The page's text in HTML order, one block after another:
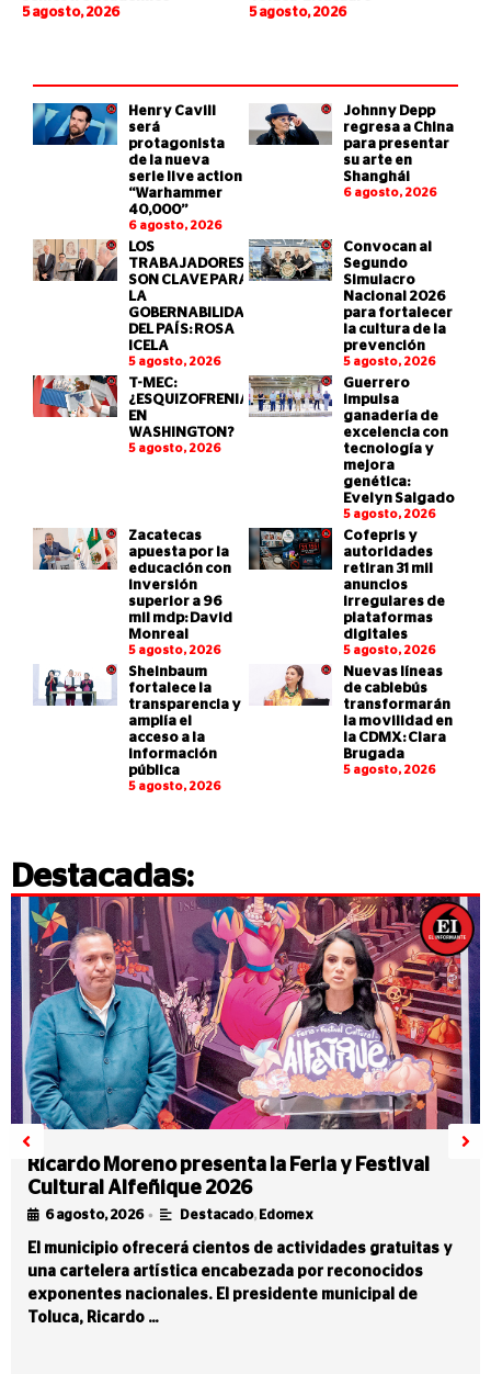
5 agosto, 2026 5 agosto, 2026
Henry Cavill
será
protagonista
de la nueva
serie live action
“Warhammer
40,000”
6 agosto, 2026
Johnny Depp
regresa a China
para presentar
su arte en
Shanghái
6 agosto, 2026
LOS
TRABAJADORES
SON CLAVE PARA
LA
GOBERNABILIDAD
DEL PAÍS: ROSA
ICELA
5 agosto, 2026
Convocan al
Segundo
Simulacro
Nacional 2026
para fortalecer
la cultura de la
prevención
5 agosto, 2026
T-MEC:
¿ESQUIZOFRENIA
EN
WASHINGTON?
5 agosto, 2026
Guerrero
impulsa
ganadería de
excelencia con
tecnología y
mejora
genética:
Evelyn Salgado
5 agosto, 2026
Zacatecas
apuesta por la
educación con
inversión
superior a 96
mil mdp: David
Monreal
5 agosto, 2026
Cofepris y
autoridades
retiran 31 mil
anuncios
irregulares de
plataformas
digitales
5 agosto, 2026
Sheinbaum
fortalece la
transparencia y
amplía el
acceso a la
información
pública
5 agosto, 2026
Nuevas líneas
de cablebús
transformarán
la movilidad en
la CDMX: Clara
Brugada
5 agosto, 2026
Destacadas:
Ricardo Moreno presenta la Feria y Festival
Cultural Alfeñique 2026
6 agosto, 2026 • Destacado, Edomex
El municipio ofrecerá cientos de actividades gratuitas y
una cartelera artística encabezada por reconocidos
exponentes nacionales. El presidente municipal de
Toluca, Ricardo …